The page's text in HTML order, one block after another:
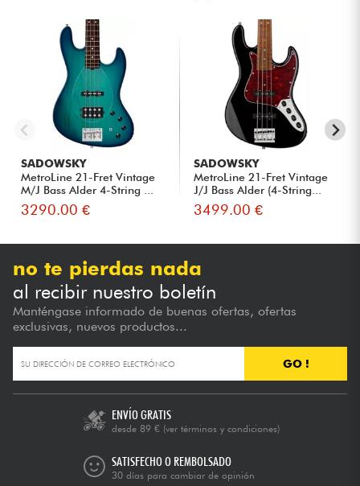
SADOWSKY
MetroLine 21-Fret Vintage
M/J Bass Alder 4-String ...
3290.00 €
SADOWSKY
MetroLine 21-Fret Vintage
J/J Bass Alder (4-String...
3499.00 €
no te pierdas nada
al recibir nuestro boletín
Manténgase informado de buenas ofertas, ofertas
exclusivas, nuevos productos...
GO !
ENVÍO GRATIS
desde 89 € (ver términos y condiciones)
SATISFECHO O REMBOLSADO
30 días para cambiar de opinión